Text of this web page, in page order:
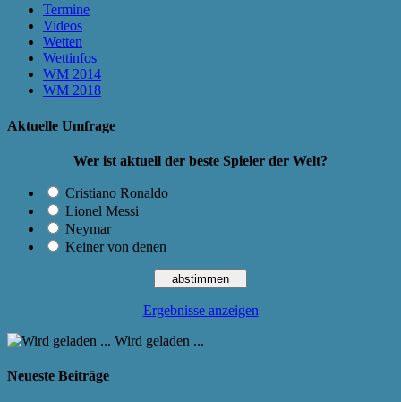
Termine
Videos
Wetten
Wettinfos
WM 2014
WM 2018
Aktuelle Umfrage
Wer ist aktuell der beste Spieler der Welt?
Cristiano Ronaldo
Lionel Messi
Neymar
Keiner von denen
Ergebnisse anzeigen
Wird geladen ...
Neueste Beiträge